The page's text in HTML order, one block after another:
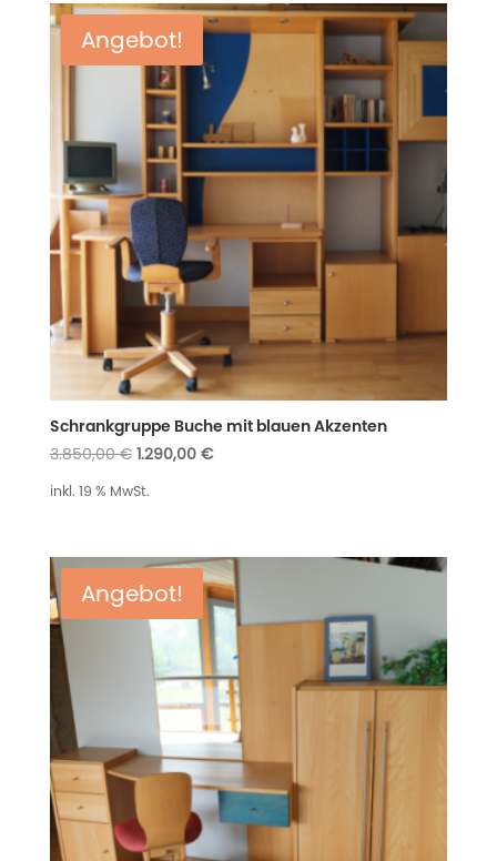
Angebot!
Schrankgruppe Buche mit blauen Akzenten
3.850,00€ Ursprünglicher
war:
1.290,00 €Aktueller
inkl. 19 % MwSt.
Angebot!